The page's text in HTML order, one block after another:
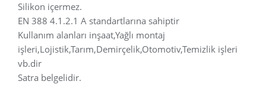
Silikon içermez.
EN 388 4.1.2.1 A standartlarına sahiptir
Kullanım alanları inşaat,Yağlı montaj
işleri,Lojistik,Tarım,Demirçelik,Otomotiv,Temizlik işleri
vb.dir
Satra belgelidir.